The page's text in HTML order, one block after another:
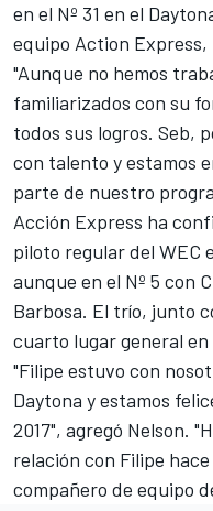
en el Nº 31 en el
equipo Action Express,
"Aunque no hemos
familiarizados con su
todos sus logros. Seb,
con talento y estamos
parte de nuestro
Acción Express ha
piloto regular del WEC
aunque en el Nº 5 con
Barbosa. El trío, junto
cuarto lugar general en
"Filipe estuvo con
Daytona y estamos
2017", agregó Nelson.
relación con Filipe
compañero de equipo